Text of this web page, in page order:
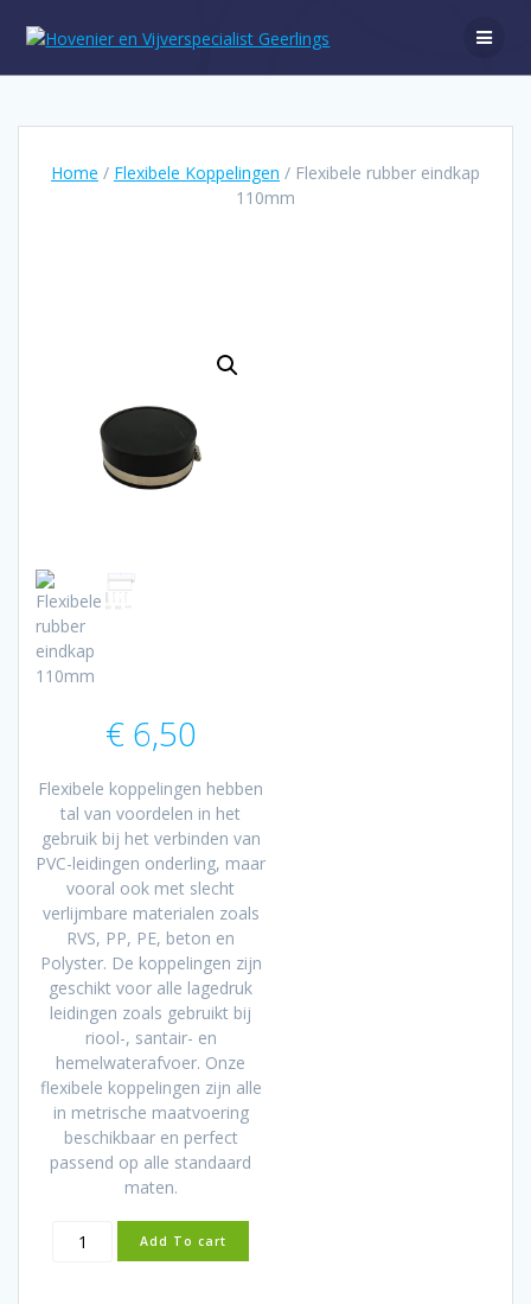
naar
Home / Flexibele Koppelingen / Flexibele rubber eindkap
110mm
€6,50
Flexibele koppelingen hebben
tal van voordelen in het
gebruik bij het verbinden van
PVC-leidingen onderling, maar
vooral ook met slecht
verlijmbare materialen zoals
RVS, PP, PE, beton en
Polyster. De koppelingen zijn
geschikt voor alle lagedruk
leidingen zoals gebruikt bij
riool-, santair- en
hemelwaterafvoer. Onze
flexibele koppelingen zijn alle
in metrische maatvoering
beschikbaar en perfect
passend op alle standaard
maten.
Flexibele
rubber
Add To cart